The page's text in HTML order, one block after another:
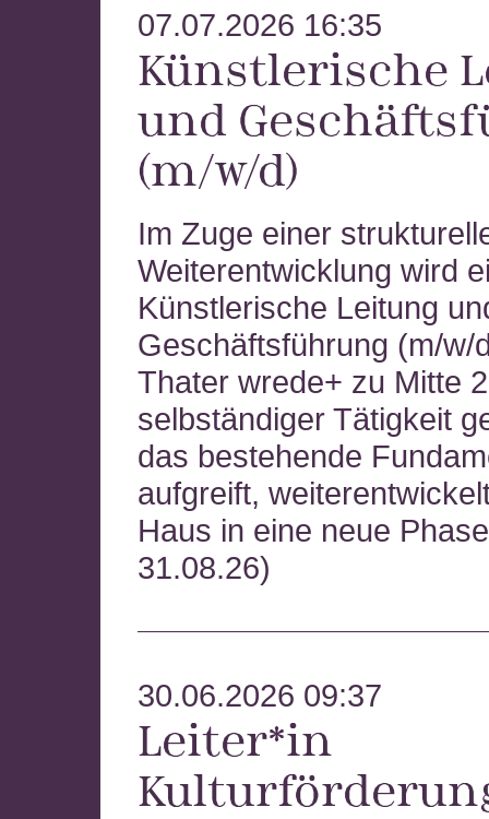
07.07.2026 16:35
Künstlerische
und
(m/w/d)
Im Zuge einer
Weiterentwicklung wird
Künstlerische Leitung
Geschäftsführung (m/w/
Thater wrede+ zu Mitte
selbständiger Tätigkeit
das bestehende
aufgreift,
Haus in eine neue
31.08.26)
30.06.2026 09:37
Leiter*in